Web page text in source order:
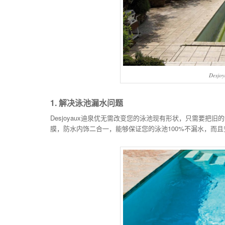
1. 解决泳池漏水问题
Desjoyaux迪泉优无需改变您的泳池现有形状，只需要把旧
膜，防水内饰二合一，能够保证您的泳池100%不漏水，而